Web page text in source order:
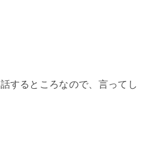
するところなので、言ってし